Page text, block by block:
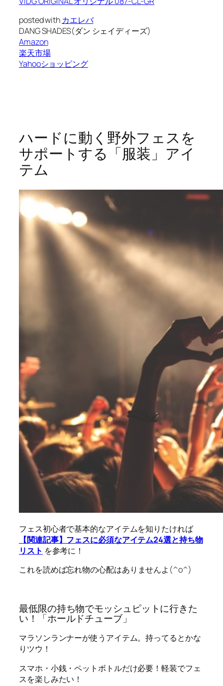
posted with カエレバ
DANG SHADES(ダン シェイディーズ)
Amazon
楽天市場
Yahooショッピング
ハードに動く野外フェスを
サポートする「服装」アイ
テム
フェス初心者で基本的なアイテムを知りたければ
【関連記事】フェスに必須なアイテム24選と持ち物
リスト を参考に！
これを読めば忘れ物の心配はありませんよ(^o^)
最低限の持ち物でモッシュピットに行きた
い！「ホールドチューブ」
マラソンランナーが使うアイテム。持ってるとかな
りツウ！
スマホ・小銭・ペットボトルだけ必要！軽装でフェ
スを楽しみたい！